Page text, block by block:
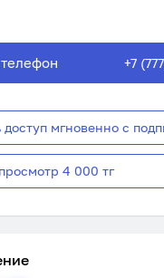
+7
доступ мгновенно с
4 000 тг